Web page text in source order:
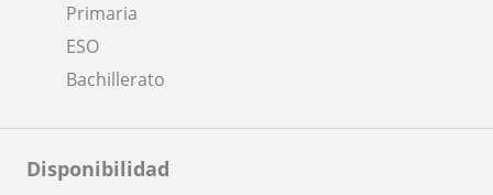
Primaria
ESO
Bachillerato
Disponibilidad